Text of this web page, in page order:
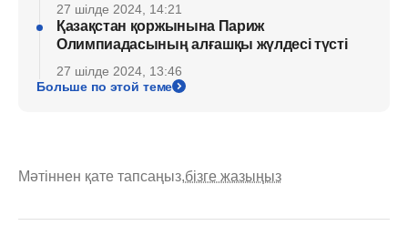
27 шілде 2024, 14:21
Қазақстан қоржынына Париж
Олимпиадасының алғашқы жүлдесі түсті
27 шілде 2024, 13:46
Больше по этой теме
Мәтіннен қате тапсаңыз,бізге жазыңыз